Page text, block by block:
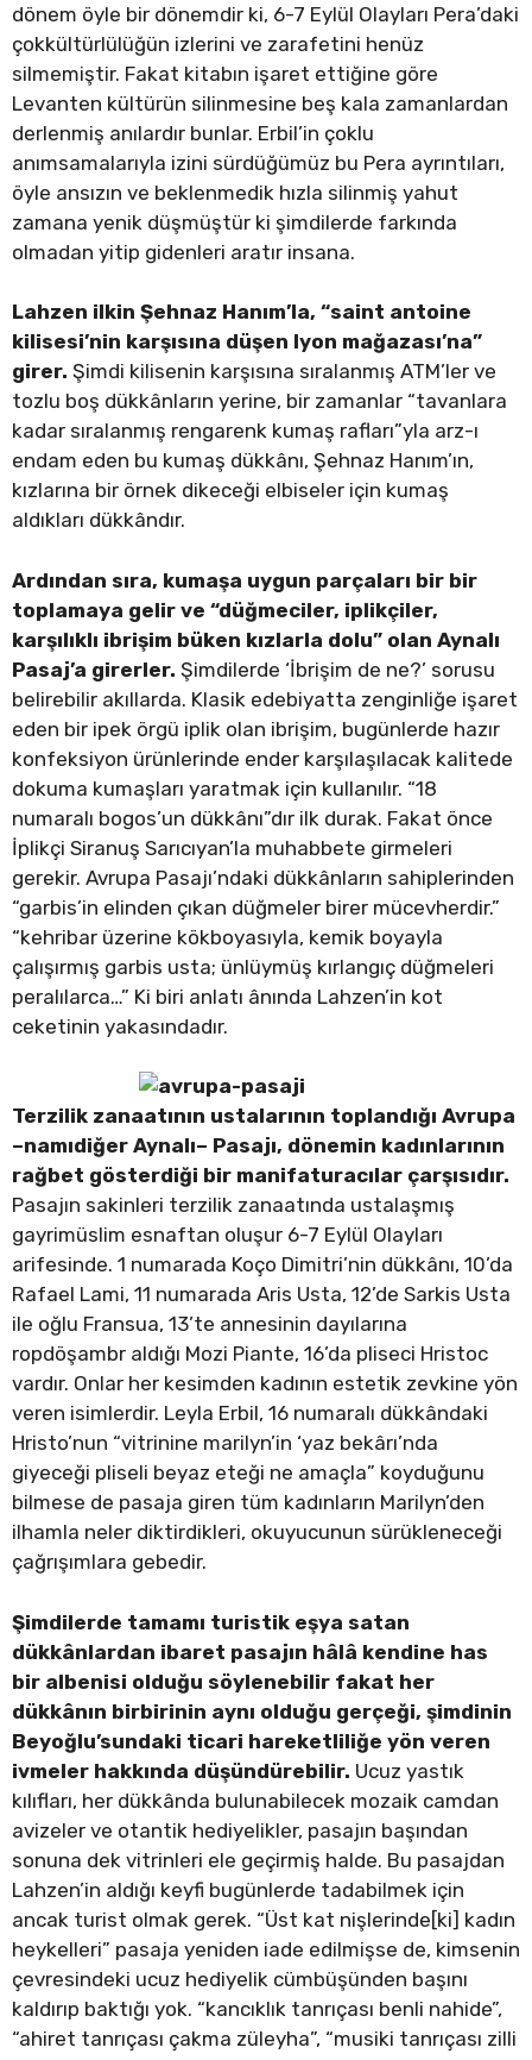
dönem öyle bir dönemdir ki, 6-7 Eylül Olayları Pera’daki
çokkültürlülüğün izlerini ve zarafetini henüz
silmemiştir. Fakat kitabın işaret ettiğine göre
Levanten kültürün silinmesine beş kala zamanlardan
derlenmiş anılardır bunlar. Erbil’in çoklu
anımsamalarıyla izini sürdüğümüz bu Pera ayrıntıları,
öyle ansızın ve beklenmedik hızla silinmiş yahut
zamana yenik düşmüştür ki şimdilerde farkında
olmadan yitip gidenleri aratır insana.
Lahzen ilkin Şehnaz Hanım’la, “saint antoine
kilisesi’nin karşısına düşen lyon mağazası’na”
girer. Şimdi kilisenin karşısına sıralanmış ATM’ler ve
tozlu boş dükkânların yerine, bir zamanlar “tavanlara
kadar sıralanmış rengarenk kumaş rafları”yla arz-ı
endam eden bu kumaş dükkânı, Şehnaz Hanım’ın,
kızlarına bir örnek dikeceği elbiseler için kumaş
aldıkları dükkândır.
Ardından sıra, kumaşa uygun parçaları bir bir
toplamaya gelir ve “düğmeciler, iplikçiler,
karşılıklı ibrişim büken kızlarla dolu” olan Aynalı
Pasaj’a girerler. Şimdilerde ‘İbrişim de ne?’ sorusu
belirebilir akıllarda. Klasik edebiyatta zenginliğe işaret
eden bir ipek örgü iplik olan ibrişim, bugünlerde hazır
konfeksiyon ürünlerinde ender karşılaşılacak kalitede
dokuma kumaşları yaratmak için kullanılır. “18
numaralı bogos’un dükkânı”dır ilk durak. Fakat önce
İplikçi Siranuş Sarıcıyan’la muhabbete girmeleri
gerekir. Avrupa Pasajı’ndaki dükkânların sahiplerinden
“garbis’in elinden çıkan düğmeler birer mücevherdir.”
“kehribar üzerine kökboyasıyla, kemik boyayla
çalışırmış garbis usta; ünlüymüş kırlangıç düğmeleri
peralılarca…” Ki biri anlatı ânında Lahzen’in kot
ceketinin yakasındadır.
Terzilik zanaatının ustalarının toplandığı Avrupa
–namıdiğer Aynalı– Pasajı, dönemin kadınlarının
rağbet gösterdiği bir manifaturacılar çarşısıdır.
Pasajın sakinleri terzilik zanaatında ustalaşmış
gayrimüslim esnaftan oluşur 6-7 Eylül Olayları
arifesinde. 1 numarada Koço Dimitri’nin dükkânı, 10’da
Rafael Lami, 11 numarada Aris Usta, 12’de Sarkis Usta
ile oğlu Fransua, 13’te annesinin dayılarına
ropdöşambr aldığı Mozi Piante, 16’da pliseci Hristoc
vardır. Onlar her kesimden kadının estetik zevkine yön
veren isimlerdir. Leyla Erbil, 16 numaralı dükkândaki
Hristo’nun “vitrinine marilyn’in ‘yaz bekârı’nda
giyeceği pliseli beyaz eteği ne amaçla” koyduğunu
bilmese de pasaja giren tüm kadınların Marilyn’den
ilhamla neler diktirdikleri, okuyucunun sürükleneceği
çağrışımlara gebedir.
Şimdilerde tamamı turistik eşya satan
dükkânlardan ibaret pasajın hâlâ kendine has
bir albenisi olduğu söylenebilir fakat her
dükkânın birbirinin aynı olduğu gerçeği, şimdinin
Beyoğlu’sundaki ticari hareketliliğe yön veren
ivmeler hakkında düşündürebilir. Ucuz yastık
kılıfları, her dükkânda bulunabilecek mozaik camdan
avizeler ve otantik hediyelikler, pasajın başından
sonuna dek vitrinleri ele geçirmiş halde. Bu pasajdan
Lahzen’in aldığı keyfi bugünlerde tadabilmek için
ancak turist olmak gerek. “Üst kat nişlerinde[ki] kadın
heykelleri” pasaja yeniden iade edilmişse de, kimsenin
çevresindeki ucuz hediyelik cümbüşünden başını
kaldırıp baktığı yok. “kancıklık tanrıçası benli nahide”,
“ahiret tanrıçası çakma züleyha”, “musiki tanrıçası zilli